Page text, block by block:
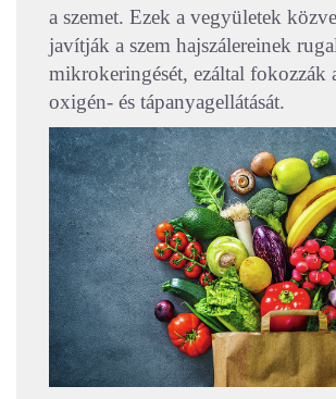
a szemet. Ezek a vegyületek
javítják a szem hajszálereinek
mikrokeringését, ezáltal fokozzák
oxigén- és tápanyagellátását.